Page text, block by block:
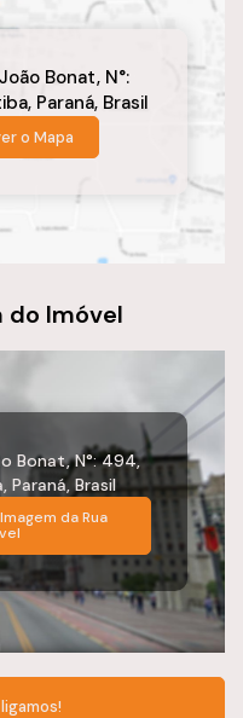
Bonat, N°:
, Paraná, Brasil
o Mapa
do Imóvel
Bonat,N°:494,
Paraná, Brasil
Imagem da Rua